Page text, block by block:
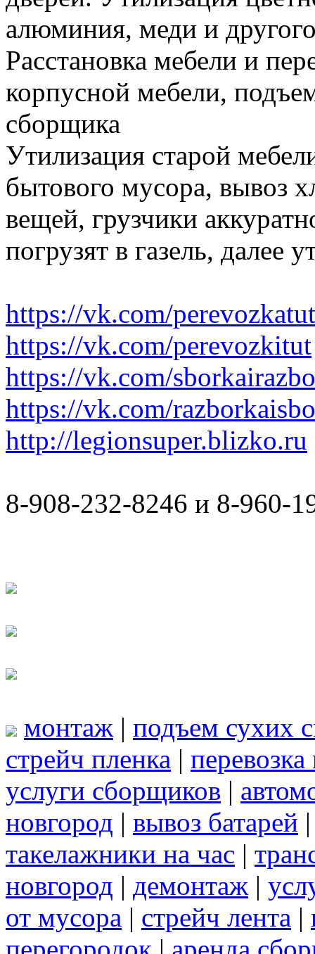
алюминия, меди и
Расстановка мебели и
корпусной мебели,
сборщика
Утилизация старой
бытового мусора, вывоз
вещей, грузчики
погрузят в газель, далее
https://vk.com/perevozkatut
https://vk.com/perevozkitut
https://vk.com/
https://vk.com/
http://legionsuper.blizko.ru
8-908-232-8246 и 8-960-
монтаж | подъем сухих
стрейч пленка |
услуги сборщиков |
новгород | вывоз батарей
такелажники на час |
новгород | демонтаж |
от мусора | стрейч лента |